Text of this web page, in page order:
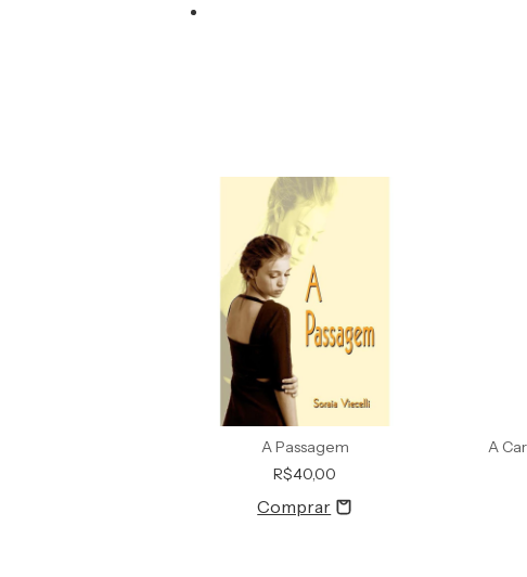
A Passagem
R$40,00
A